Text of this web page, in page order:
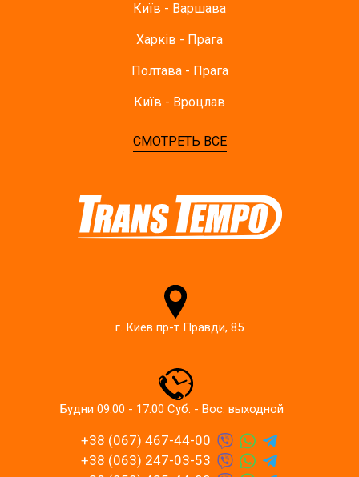
Київ - Варшава
Харків - Прага
Полтава - Прага
Київ - Вроцлав
СМОТРЕТЬ ВСЕ
г. Киев пр-т Правди, 85
Будни 09:00 - 17:00 Суб. - Вос. выходной
+38 (067) 467-44-00
+38 (063) 247-03-53